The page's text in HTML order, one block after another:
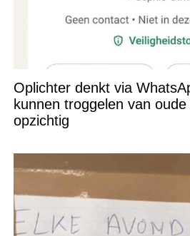
Oplichter denkt via
kunnen troggelen van
opzichtig